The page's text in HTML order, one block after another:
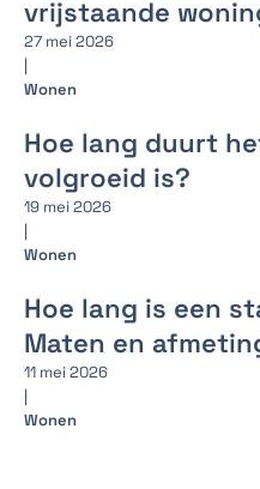
vrijstaande
27 mei 2026
|
Wonen
Hoe lang duurt
volgroeid is?
19 mei 2026
|
Wonen
Hoe lang is een
Maten en
11 mei 2026
|
Wonen